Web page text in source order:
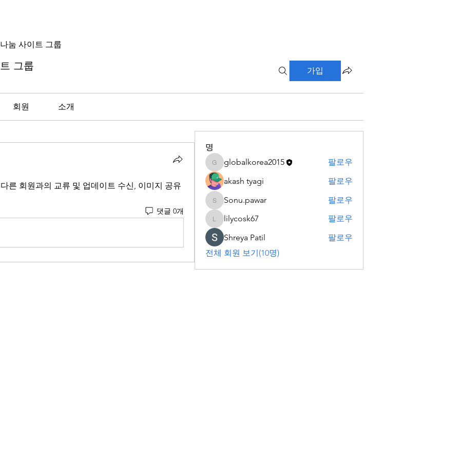
눔 사이트 그룹
그룹 가입
회원 소개
른 회원과의 교류 및 업데이트 수신, 이미지 공유
댓글 0개
명
globalkorea2015
globalkorea2015
팔로우
akash tyagi
팔로우
Sonu.pawar
Sonu.pawar 팔로우
lilycosk67
lilycosk67
팔로우
Shreya Patil
팔로우
전체 회원 보기(10명)